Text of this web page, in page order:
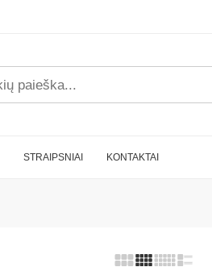
STRAIPSNIAI KONTAKTAI